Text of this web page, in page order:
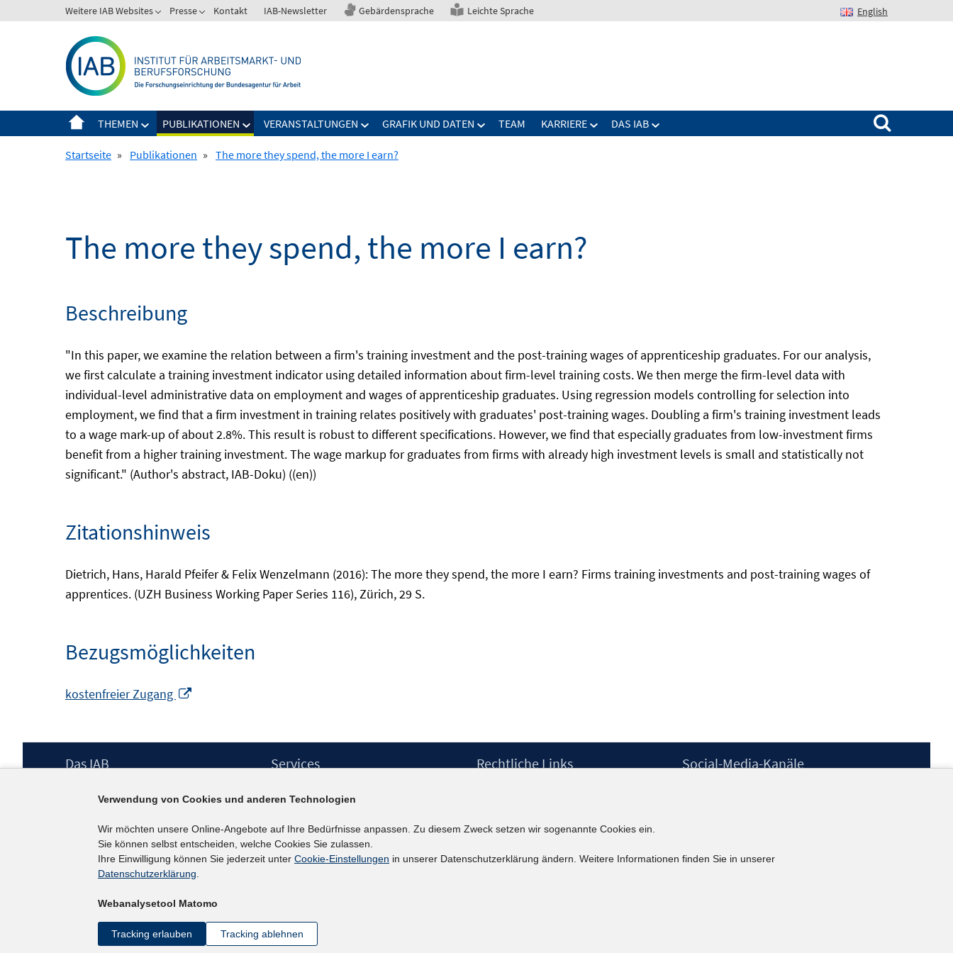
zum
Weitere IAB Websites Presse Kontakt IAB-Newsletter Gebärdensprache Leichte Sprache English
THEMEN PUBLIKATIONEN VERANSTALTUNGEN GRAFIK UND DATEN TEAM KARRIERE DAS IAB
Suchen nach:
Startseite » Publikationen » The more they spend, the more I earn?
The more they spend, the more I earn?
Beschreibung
"In this paper, we examine the relation between a firm's training investment and the post-training wages of apprenticeship graduates. For our analysis,
we first calculate a training investment indicator using detailed information about firm-level training costs. We then merge the firm-level data with
individual-level administrative data on employment and wages of apprenticeship graduates. Using regression models controlling for selection into
employment, we find that a firm investment in training relates positively with graduates' post-training wages. Doubling a firm's training investment leads
to a wage mark-up of about 2.8%. This result is robust to different specifications. However, we find that especially graduates from low-investment firms
benefit from a higher training investment. The wage markup for graduates from firms with already high investment levels is small and statistically not
significant." (Author's abstract, IAB-Doku) ((en))
Zitationshinweis
Dietrich, Hans, Harald Pfeifer & Felix Wenzelmann (2016): The more they spend, the more I earn? Firms training investments and post-training wages of
apprentices. (UZH Business Working Paper Series 116), Zürich, 29 S.
Bezugsmöglichkeiten
kostenfreier Zugang
Footer
Das IAB
Berufsforschung (IAB) – unser Leitbild
Institutsleitung
Graduiertenprogramm
Befragungen
Projekte
Services
IAB-Newsletter
Kontakt
Rechtliche Links
Erklärung zur Barrierefreiheit
Social-Media-Kanäle
kununu
Verwendung von Cookies und anderen Technologien
Wir möchten unsere Online-Angebote auf Ihre Bedürfnisse anpassen. Zu diesem Zweck setzen wir sogenannte Cookies ein.
Sie können selbst entscheiden, welche Cookies Sie zulassen.
Ihre Einwilligung können Sie jederzeit unter Cookie-Einstellungen in unserer Datenschutzerklärung ändern. Weitere Informationen finden Sie in unserer
Datenschutzerklärung.
Webanalysetool Matomo
Tracking erlauben Tracking ablehnen